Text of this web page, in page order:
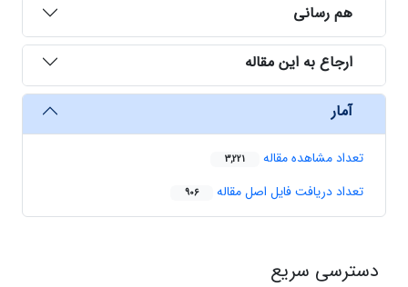
هم رسانی
ارجاع به این مقاله
آمار
تعداد مشاهده مقاله 3,221
تعداد دریافت فایل اصل مقاله 906
دسترسی سریع